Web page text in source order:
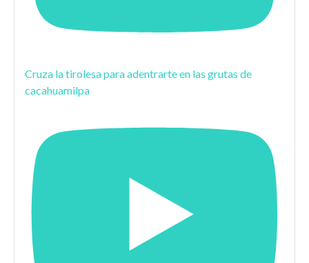
Cruza la tirolesa para adentrarte en las grutas de
cacahuamilpa